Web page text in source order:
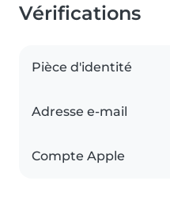
Vérifications
Pièce d'identité
Adresse e-mail
Compte Apple